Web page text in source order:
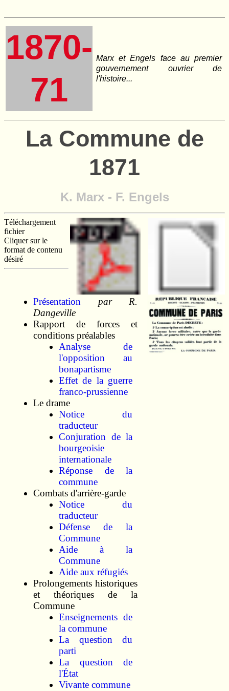
1870-
71
Marx et Engels face au premier
gouvernement ouvrier de
l'histoire...
La Commune de
1871
K. Marx - F. Engels
Téléchargement
fichier
Cliquer sur le
format de contenu
désiré
Présentation
par R.
Dangeville
Rapport de forces et
conditions préalables
Analyse de
l'opposition au
bonapartisme
Effet de la guerre
franco-prussienne
Le drame
Notice du
traducteur
Conjuration de la
bourgeoisie
internationale
Réponse de la
commune
Combats d'arrière-garde
Notice du
traducteur
Défense de la
Commune
Aide à la
Commune
Aide aux réfugiés
Prolongements historiques
et théoriques de la
Commune
Enseignements de
la commune
La question du
parti
La question de
l'État
Vivante commune